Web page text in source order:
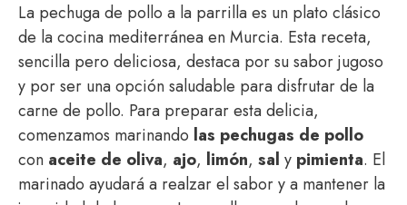
La pechuga de pollo a la parrilla es un plato clásico
de la cocina mediterránea en Murcia. Esta receta,
sencilla pero deliciosa, destaca por su sabor jugoso
y por ser una opción saludable para disfrutar de la
carne de pollo. Para preparar esta delicia,
comenzamos marinando las pechugas de pollo
con aceite de oliva, ajo, limón, sal y pimienta. El
marinado ayudará a realzar el sabor y a mantener la